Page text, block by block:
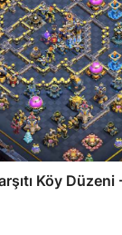
Köy